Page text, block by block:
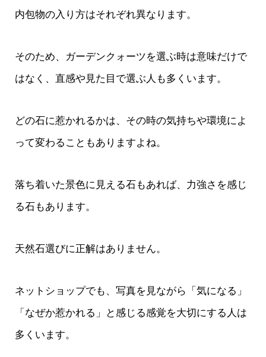
内包物の入り方はそれぞれ異なります。
そのため、ガーデンクォーツを選ぶ時は意味だけで
はなく、直感や見た目で選ぶ人も多くいます。
どの石に惹かれるかは、その時の気持ちや環境によ
って変わることもありますよね。
落ち着いた景色に見える石もあれば、力強さを感じ
る石もあります。
天然石選びに正解はありません。
ネットショップでも、写真を見ながら「気になる」
「なぜか惹かれる」と感じる感覚を大切にする人は
多くいます。